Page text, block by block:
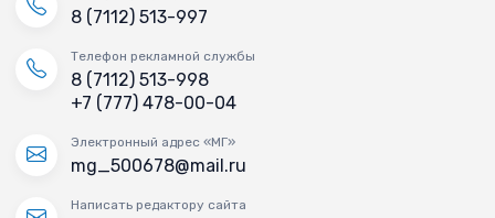
8 (7112) 513-997
Телефон рекламной службы
8 (7112) 513-998
+7 (777) 478-00-04
Электронный адрес «МГ»
mg_500678@mail.ru
Написать редактору сайта